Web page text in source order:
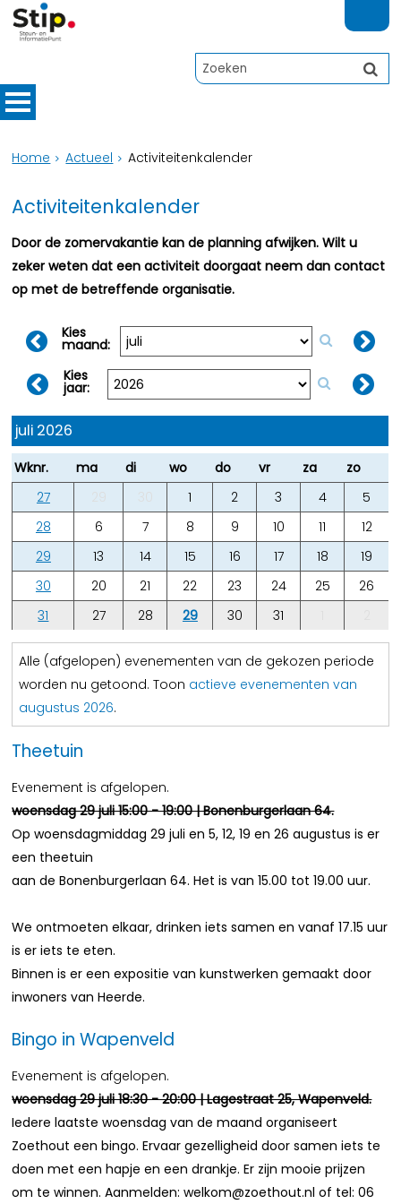
Home Actueel Activiteitenkalender
Activiteitenkalender
Door de zomervakantie kan de planning afwijken. Wilt u
zeker weten dat een activiteit doorgaat neem dan contact
op met de betreffende organisatie.
Kies
maand:
Kies
jaar:
juli 2026
Wknr. ma di wo do vr za
zo
27
29 30 1 2 3 4
5
28
6 7 8 9 10 11
12
29
13 14 15 16 17 18
19
30
20 21 22 23 24 25
26
31
27 28 29 30 31
Alle (afgelopen) evenementen van de gekozen periode
worden nu getoond. Toon actieve evenementen van
augustus 2026.
Theetuin
Evenement is afgelopen.
woensdag 29 juli 15:00 - 19:00 | Bonenburgerlaan 64.
Op woensdagmiddag 29 juli en 5, 12, 19 en 26 augustus is er
een theetuin
aan de Bonenburgerlaan 64. Het is van 15.00 tot 19.00 uur.
We ontmoeten elkaar, drinken iets samen en vanaf 17.15 uur
is er iets te eten.
Binnen is er een expositie van kunstwerken gemaakt door
inwoners van Heerde.
Bingo in Wapenveld
Evenement is afgelopen.
woensdag 29 juli 18:30 - 20:00 | Lagestraat 25, Wapenveld.
Iedere laatste woensdag van de maand organiseert
Zoethout een bingo. Ervaar gezelligheid door samen iets te
doen met een hapje en een drankje. Er zijn mooie prijzen
om te winnen. Aanmelden: welkom@zoethout.nl of tel: 06